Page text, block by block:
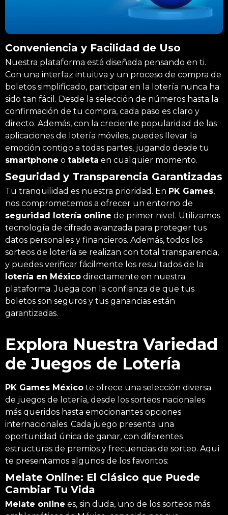
Conveniencia y Facilidad de Uso
Nuestra plataforma está diseñada pensando en ti.
Con una interfaz intuitiva y un proceso de compra de
boletos simplificado, participar en la lotería nunca ha
sido tan fácil. Desde la selección de números hasta la
confirmación de tu compra, cada paso es claro y
directo. Además, con la creciente popularidad de las
aplicaciones de lotería móviles, puedes llevar la
emoción contigo a todas partes, jugando desde tu
smartphone o tableta en cualquier momento.
Seguridad y Transparencia Garantizadas
Tu tranquilidad es nuestra prioridad. En PK Games,
nos comprometemos a ofrecer un entorno de
seguridad lotería online de primer nivel. Utilizamos
tecnología de cifrado avanzada para proteger tus
datos personales y financieros. Además, todos los
sorteos de lotería se realizan con total transparencia,
y puedes verificar fácilmente los resultados de la
lotería en México directamente en nuestra
plataforma. Juega con la confianza de que tus
boletos son seguros y tus ganancias están
garantizadas.
Explora Nuestra Variedad
de Juegos de Lotería
PK Games México te ofrece una selección diversa
de juegos de lotería, desde los sorteos nacionales
más queridos hasta emocionantes opciones
internacionales. Cada juego presenta una
oportunidad única de ganar, con diferentes
estructuras de premios y frecuencias de sorteo. Aquí
te presentamos algunos de los favoritos:
Melate Online: El Clásico que Puede
Cambiar Tu Vida
Melate online es, sin duda, uno de los sorteos más